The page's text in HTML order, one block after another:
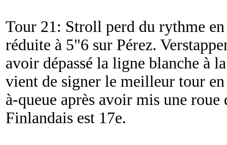
Tour 21: Stroll perd du rythme en
réduite à 5"6 sur Pérez.
avoir dépassé la ligne blanche à
vient de signer le meilleur tour
à-queue après avoir mis une roue
Finlandais est 17e.